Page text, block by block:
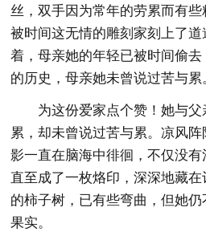
丝，双手因为常年的劳累而有
被时间这无情的雕刻家刻上了
着，母亲她的年轻已被时间偷
的历史，母亲她未曾说过苦与累
为这份爱家点个赞！她与
累，却未曾说过苦与累。凉风
影一直在脑海中徘徊，不仅没有
直至成了一枚烙印，深深地藏
的柿子树，已有些弯曲，但她
果实。